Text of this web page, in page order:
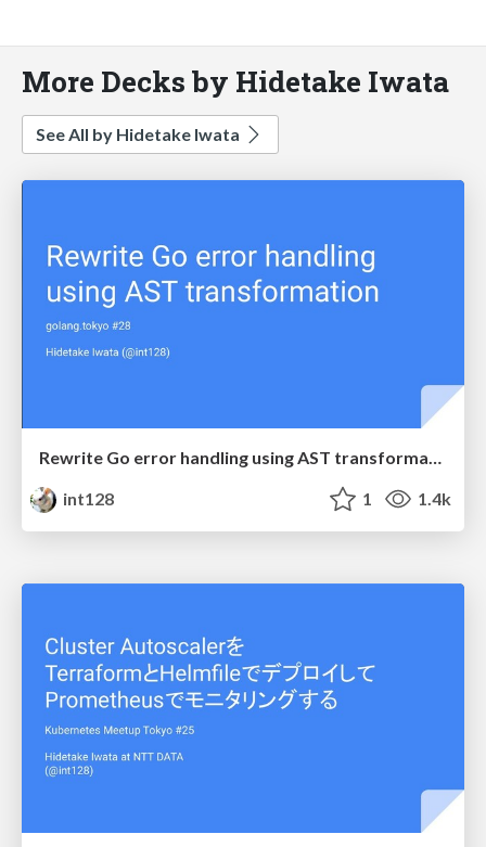
More Decks by Hidetake Iwata
See All by Hidetake Iwata
Rewrite Go error handling using AST transformation
int128
1 1.4k